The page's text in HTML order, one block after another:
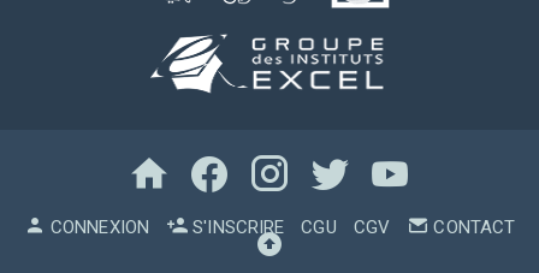
CONNEXION S'INSCRIRE CGU CGV CONTACT